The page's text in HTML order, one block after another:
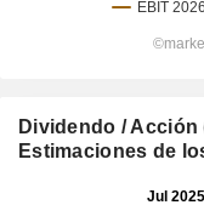
Dividendo /
Estimaciones de